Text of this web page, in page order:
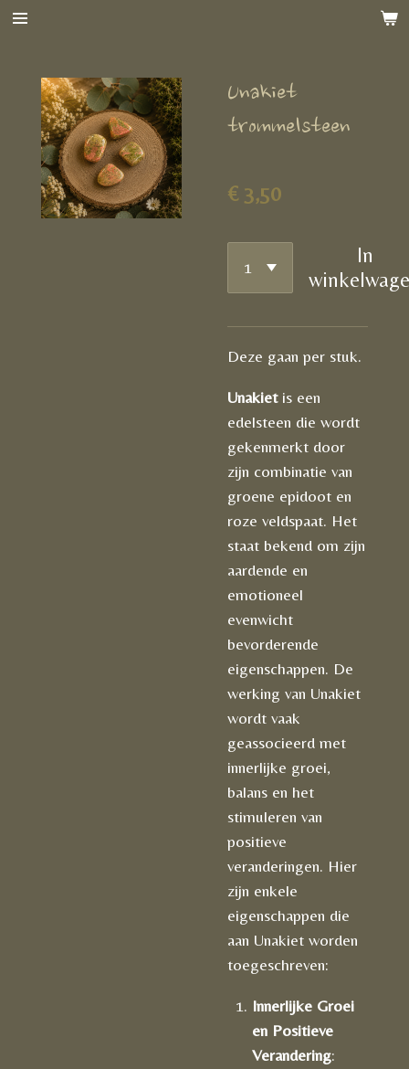
Ga
hoofdinhoud
Unakiet
trommelsteen
€ 3,50
In
Deze gaan per stuk.
Unakietis een
edelsteen die wordt
gekenmerkt door
zijn combinatie van
groene epidoot en
roze veldspaat. Het
staat bekend om zijn
aardende en
emotioneel
evenwicht
bevorderende
eigenschappen. De
werking van Unakiet
wordt vaak
geassocieerd met
innerlijke groei,
balans en het
stimuleren van
positieve
veranderingen. Hier
zijn enkele
eigenschappen die
aan Unakiet worden
toegeschreven:
Innerlijke Groei
en Positieve
Verandering: